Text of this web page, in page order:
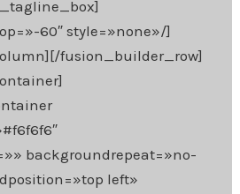
60″ style=»none»/]
fusion_builder_row]
backgroundrepeat=»no-
left»